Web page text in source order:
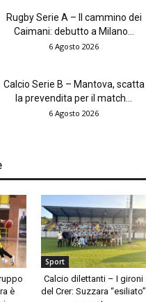
Rugby Serie A – Il cammino dei
Caimani: debutto a Milano...
6 Agosto 2026
Calcio Serie B – Mantova, scatta
la prevendita per il match...
6 Agosto 2026
è
Sport
Calcio dilettanti – I gironi
del Crer: Suzzara “esiliato”